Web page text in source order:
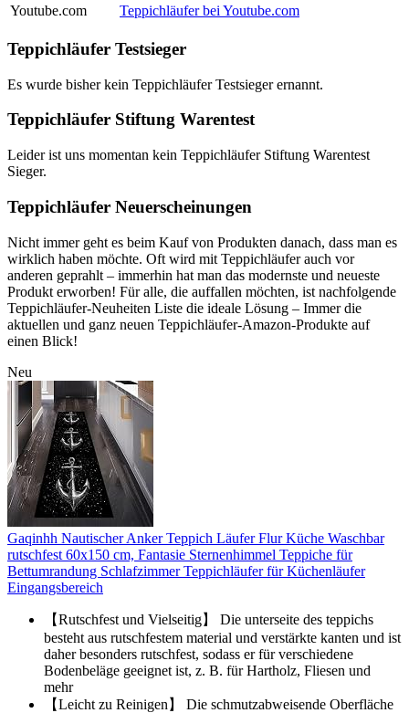
Youtube.com
Teppichläufer bei Youtube.com
Teppichläufer Testsieger
Es wurde bisher kein Teppichläufer Testsieger ernannt.
Teppichläufer Stiftung Warentest
Leider ist uns momentan kein Teppichläufer Stiftung Warentest
Sieger.
Teppichläufer Neuerscheinungen
Nicht immer geht es beim Kauf von Produkten danach, dass man es
wirklich haben möchte. Oft wird mit Teppichläufer auch vor
anderen geprahlt – immerhin hat man das modernste und neueste
Produkt erworben! Für alle, die auffallen möchten, ist nachfolgende
Teppichläufer-Neuheiten Liste die ideale Lösung – Immer die
aktuellen und ganz neuen Teppichläufer-Amazon-Produkte auf
einen Blick!
Neu
Gaqinhh Nautischer Anker Teppich Läufer Flur Küche Waschbar
rutschfest 60x150 cm, Fantasie Sternenhimmel Teppiche für
Bettumrandung Schlafzimmer Teppichläufer für Küchenläufer
Eingangsbereich
【Rutschfest und Vielseitig】 Die unterseite des teppichs
besteht aus rutschfestem material und verstärkte kanten und ist
daher besonders rutschfest, sodass er für verschiedene
Bodenbeläge geeignet ist, z. B. für Hartholz, Fliesen und
mehr
【Leicht zu Reinigen】 Die schmutzabweisende Oberfläche